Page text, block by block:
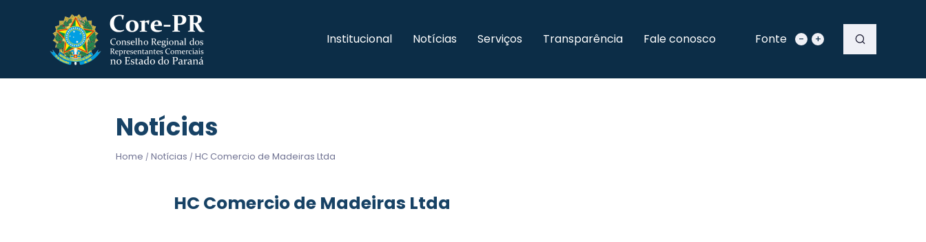
Institucional Notícias Serviços Transparência Fale conosco Fonte - +
Notícias
Home / Notícias / HC Comercio de Madeiras Ltda
HC Comercio de Madeiras Ltda